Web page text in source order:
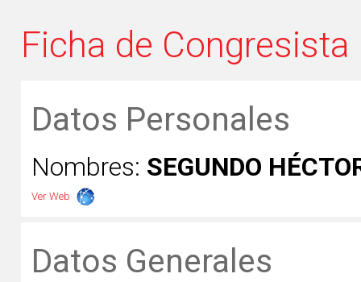
Ficha de Congresista
Datos Personales
Nombres: SEGUNDO
Ver Web
Datos Generales